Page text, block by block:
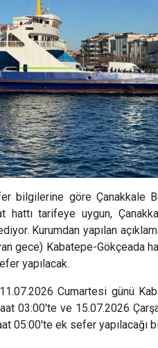
bilgilerine göre Çanakkale
hattı tarifeye uygun,
Kurumdan yapılan
gece) Kabatepe-Gökçeada
yapılacak.
Cumartesi günü
03:00'te ve 15.07.2026
05:00'te ek sefer yapılacağı